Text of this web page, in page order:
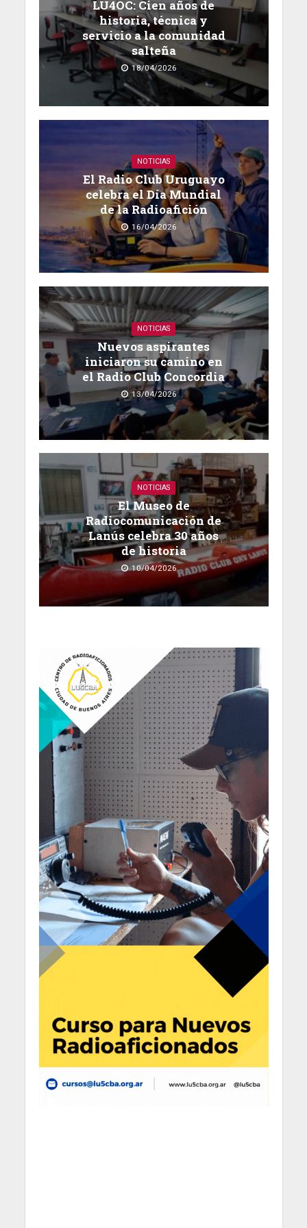
LU4OC: Cien años de
historia, técnica y
servicio a la comunidad
salteña
18/04/2026
NOTICIAS
El Radio Club Uruguayo
celebra el Día Mundial
de la Radioafición
16/04/2026
NOTICIAS
Nuevos aspirantes
iniciaron su camino en
el Radio Club Concordia
13/04/2026
NOTICIAS
El Museo de
Radiocomunicación de
Lanús celebra 30 años
de historia
10/04/2026